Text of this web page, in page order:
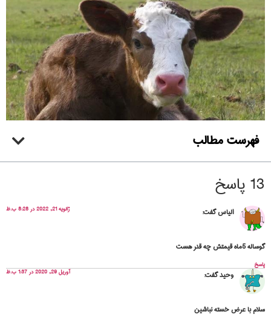
فهرست مطالب
13 پاسخ
الیاسگفت: ژانویه 21, 2022 در 8:28 ب.ظ
گوساله 5ماه قیمتش چه قدر هست
پاسخ
وحیدگفت: آوریل 29, 2020 در 1:37 ب.ظ
سلام با عرض خسته نباشین